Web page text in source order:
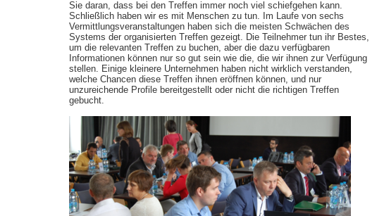
Sie daran, dass bei den Treffen immer noch viel schiefgehen kann.
Schließlich haben wir es mit Menschen zu tun. Im Laufe von sechs
Vermittlungsveranstaltungen haben sich die meisten Schwächen des
Systems der organisierten Treffen gezeigt. Die Teilnehmer tun ihr Bestes,
um die relevanten Treffen zu buchen, aber die dazu verfügbaren
Informationen können nur so gut sein wie die, die wir ihnen zur Verfügung
stellen. Einige kleinere Unternehmen haben nicht wirklich verstanden,
welche Chancen diese Treffen ihnen eröffnen können, und nur
unzureichende Profile bereitgestellt oder nicht die richtigen Treffen
gebucht.